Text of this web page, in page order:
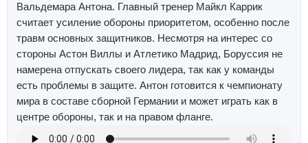
Вальдемара Антона. Главный тренер Майкл Каррик
считает усиление обороны приоритетом, особенно после
травм основных защитников. Несмотря на интерес со
стороны Астон Виллы и Атлетико Мадрид, Боруссия не
намерена отпускать своего лидера, так как у команды
есть проблемы в защите. Антон готовится к чемпионату
мира в составе сборной Германии и может играть как в
центре обороны, так и на правом фланге.